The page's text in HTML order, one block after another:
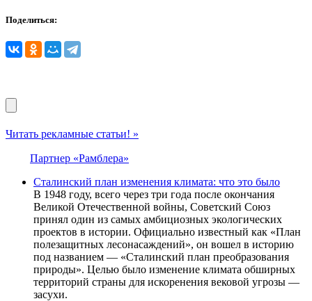
Поделиться:
Читать рекламные статьи! »
Партнер «Рамблера»
Сталинский план изменения климата: что это было
В 1948 году, всего через три года после окончания
Великой Отечественной войны, Советский Союз
принял один из самых амбициозных экологических
проектов в истории. Официально известный как «План
полезащитных лесонасаждений», он вошел в историю
под названием — «Сталинский план преобразования
природы». Целью было изменение климата обширных
территорий страны для искоренения вековой угрозы —
засухи.